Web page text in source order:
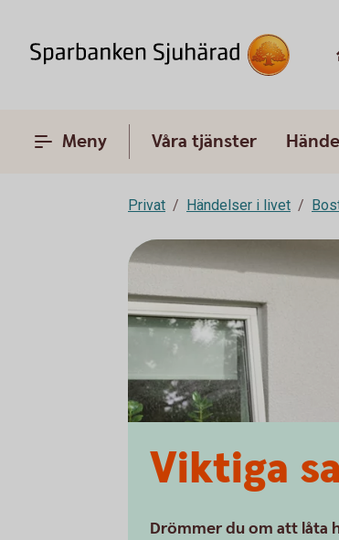
Meny Våra tjänster
Privat Händelser i livet
Viktiga
Drömmer du om att låta